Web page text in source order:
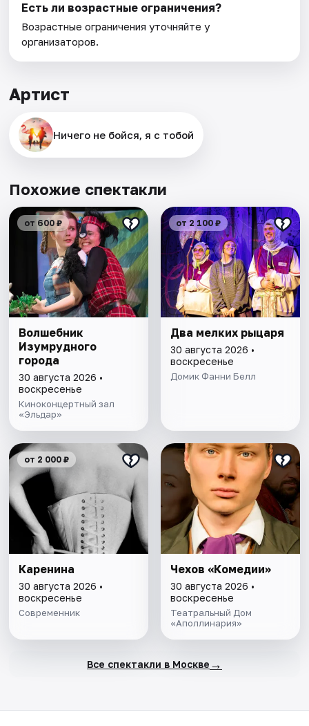
Есть ли возрастные ограничения?
Возрастные ограничения уточняйте у
организаторов.
Артист
Ничего не бойся, я с тобой
Похожие спектакли
от 600 ₽
Волшебник
Изумрудного
города
30 августа 2026 •
воскресенье
Киноконцертный зал
«Эльдар»
от 2 100 ₽
Два мелких рыцаря
30 августа 2026 •
воскресенье
Домик Фанни Белл
от 2 000 ₽
Каренина
30 августа 2026 •
воскресенье
Современник
Чехов «Комедии»
30 августа 2026 •
воскресенье
Театральный Дом
«Аполлинария»
Все спектакли в Москве →